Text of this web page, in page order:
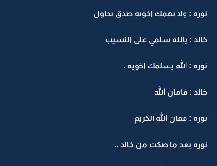
نوره : ولا يهمك اخويه صدق بحاول
خالد : يالله سلمي على النسيب
نوره : الله يسلمك اخويه .
خالد : فامان الله
نوره : فمان الله الكريم
نوره بعد ما صكت من خالد ..